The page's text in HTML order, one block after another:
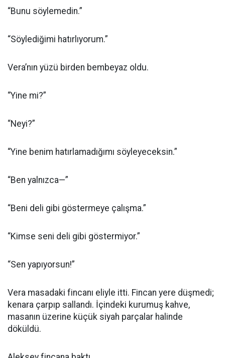
“Bunu söylemedin.”
“Söylediğimi hatırlıyorum.”
Vera’nın yüzü birden bembeyaz oldu.
“Yine mi?”
“Neyi?”
“Yine benim hatırlamadığımı söyleyeceksin.”
“Ben yalnızca—”
“Beni deli gibi göstermeye çalışma.”
“Kimse seni deli gibi göstermiyor.”
“Sen yapıyorsun!”
Vera masadaki fincanı eliyle itti. Fincan yere düşmedi;
kenara çarpıp sallandı. İçindeki kurumuş kahve,
masanın üzerine küçük siyah parçalar halinde
döküldü.